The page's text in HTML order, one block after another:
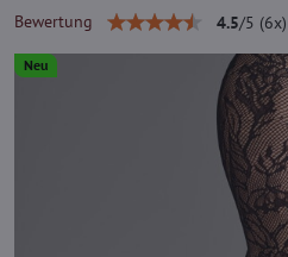
Neu
Bewertung 4.5/5 (6x)